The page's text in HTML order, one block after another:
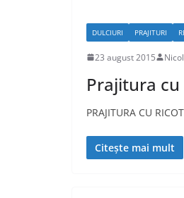
DULCIURI PRAJITURI
23 august 2015
Prajitura
PRAJITURA CU
Citește mai mult